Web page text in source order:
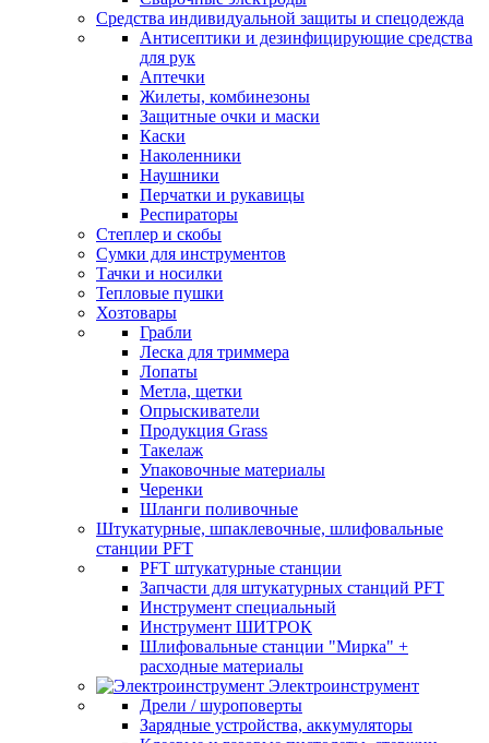
Средства индивидуальной защиты и спецодежда
Антисептики и дезинфицирующие средства
для рук
Аптечки
Жилеты, комбинезоны
Защитные очки и маски
Каски
Наколенники
Наушники
Перчатки и рукавицы
Респираторы
Степлер и скобы
Сумки для инструментов
Тачки и носилки
Тепловые пушки
Хозтовары
Грабли
Леска для триммера
Лопаты
Метла, щетки
Опрыскиватели
Продукция Grass
Такелаж
Упаковочные материалы
Черенки
Шланги поливочные
Штукатурные, шпаклевочные, шлифовальные
станции PFT
PFT штукатурные станции
Запчасти для штукатурных станций PFT
Инструмент специальный
Инструмент ШИТРОК
Шлифовальные станции "Мирка" +
расходные материалы
Электроинструмент
Дрели / шуроповерты
Зарядные устройства, аккумуляторы